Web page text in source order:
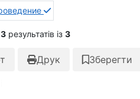
результатів із 3
Друк
Зберегти